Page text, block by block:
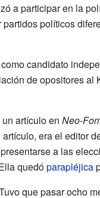
a participar en la
políticos
candidato
de opositores
artículo en Neo-
era el editor
a las
quedóparapléjica
que pasar ocho